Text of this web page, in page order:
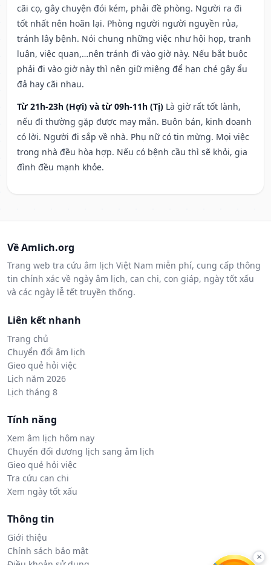
cãi cọ, gây chuyện đói kém, phải đề phòng. Người ra đi
tốt nhất nên hoãn lại. Phòng người người nguyền rủa,
tránh lây bệnh. Nói chung những việc như hội họp, tranh
luận, việc quan,…nên tránh đi vào giờ này. Nếu bắt buộc
phải đi vào giờ này thì nên giữ miệng để hạn ché gây ẩu
đả hay cãi nhau.
Từ 21h-23h (Hợi) và từ 09h-11h (Tị) Là giờ rất tốt lành,
nếu đi thường gặp được may mắn. Buôn bán, kinh doanh
có lời. Người đi sắp về nhà. Phụ nữ có tin mừng. Mọi việc
trong nhà đều hòa hợp. Nếu có bệnh cầu thì sẽ khỏi, gia
đình đều mạnh khỏe.
Về Amlich.org
Trang web tra cứu âm lịch Việt Nam miễn phí, cung cấp thông
tin chính xác về ngày âm lịch, can chi, con giáp, ngày tốt xấu
và các ngày lễ tết truyền thống.
Liên kết nhanh
Trang chủ
Chuyển đổi âm lịch
Gieo quẻ hỏi việc
Lịch năm 2026
Lịch tháng 8
Tính năng
Xem âm lịch hôm nay
Chuyển đổi dương lịch sang âm lịch
Gieo quẻ hỏi việc
Tra cứu can chi
Xem ngày tốt xấu
Thông tin
Giới thiệu
Chính sách bảo mật
×